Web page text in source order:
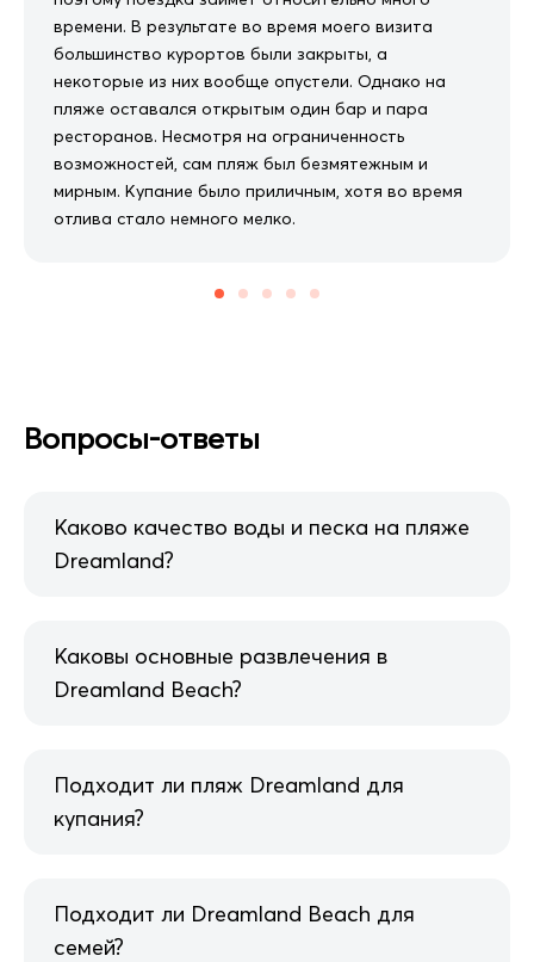
времени. В результате во время моего визита
большинство курортов были закрыты, а
некоторые из них вообще опустели. Однако на
пляже оставался открытым один бар и пара
ресторанов. Несмотря на ограниченность
возможностей, сам пляж был безмятежным и
мирным. Купание было приличным, хотя во время
отлива стало немного мелко.
Вопросы-ответы
Каково качество воды и песка на пляже
Dreamland?
Каковы основные развлечения в
Dreamland Beach?
Подходит ли пляж Dreamland для
купания?
Подходит ли Dreamland Beach для
семей?